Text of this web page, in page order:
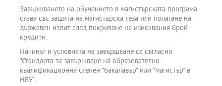
Завършването на обучението в магистърската програма
става със защита на магистърска теза или полагане на
държавен изпит след покриване на изисквания брой
кредити.
Начинът и условията на завършване са съгласно
"Стандарта за завършване на образователно-
квалификационна степен "бакалавър" или "магистър" в
НБУ".